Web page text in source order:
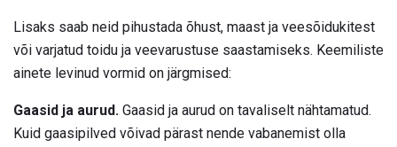
Lisaks saab neid pihustada õhust, maast ja veesõidukitest
või varjatud toidu ja veevarustuse saastamiseks. Keemiliste
ainete levinud vormid on järgmised:
Gaasid ja aurud. Gaasid ja aurud on tavaliselt nähtamatud.
Kuid gaasipilved võivad pärast nende vabanemist olla